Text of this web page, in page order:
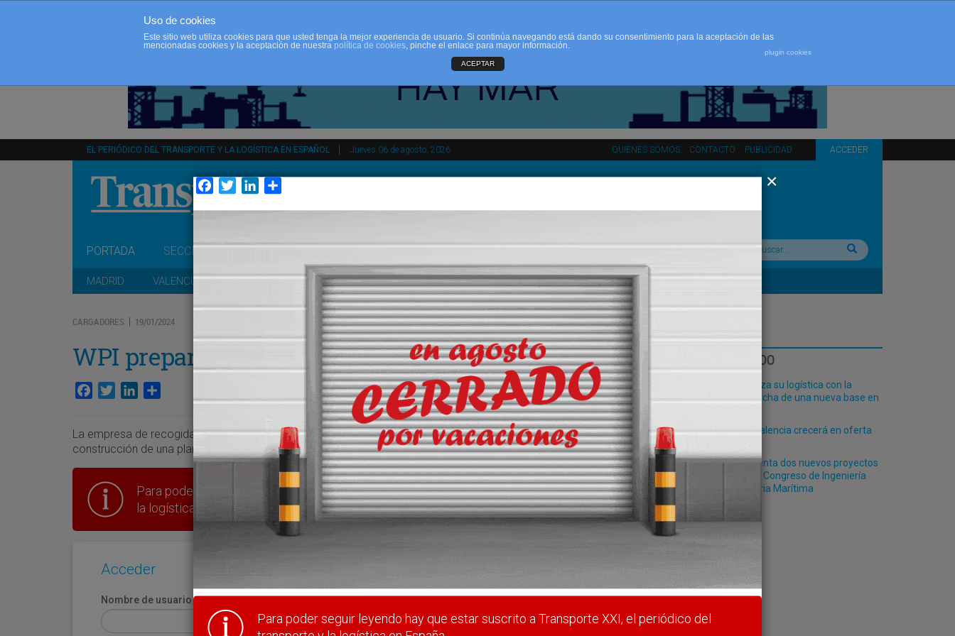
QUIENES SOMOS CONTACTO PUBLICIDAD ACCEDER
EL PERIÓDICO DEL TRANSPORTE Y LA LOGÍSTICA EN ESPAÑOL Jueves 06 de agosto, 2026
PORTADA SECCIONES Buscar:
MADRID VALENCIA CATALUÑA ANDALUCÍA PAÍS VASCO ESPAÑA INTERNACIONAL
CARGADORES 19/01/2024
WPI prepara su desembarco en el puerto de Bilbao
Facebook
TwitterLinkedIn
La empresa de recogida y tratamiento de residuos solicita 35.000 metros cuadrados en el muelle AZ1 para la
construcción de una planta de producción de ecocombustibles.
Para poder seguir leyendo hay que estar suscrito a Transporte XXI, el periódico del transporte y
la logística en España.
Acceder
Nombre de usuario Nombre de usuario (elija un nombre)*
LO MÁS LEÍDO
Fribasa refuerza su logística con la
puesta en marcha de una nueva base en
El Puerto de Valencia crecerá en oferta
Siport21 presenta dos nuevos proyectos
durante el 49º Congreso de Ingeniería
Naval e Industria Marítima
Uso de cookies
Este sitio web utiliza cookies para que usted tenga la mejor experiencia de usuario. Si continúa navegando está dando su consentimiento para la aceptación de las
mencionadas cookies y la aceptación de nuestra política de cookies, pinche el enlace para mayor información.
plugin cookies
ACEPTAR
Facebook
TwitterLinkedIn
Para poder seguir leyendo hay que estar suscrito a Transporte XXI, el periódico del